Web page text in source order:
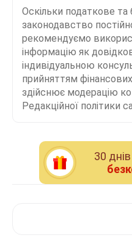
Оскільки податкове та
законодавство
рекомендуємо
інформацію як
індивідуальною
прийняттям
здійснює модерацію
Редакційної політики
30